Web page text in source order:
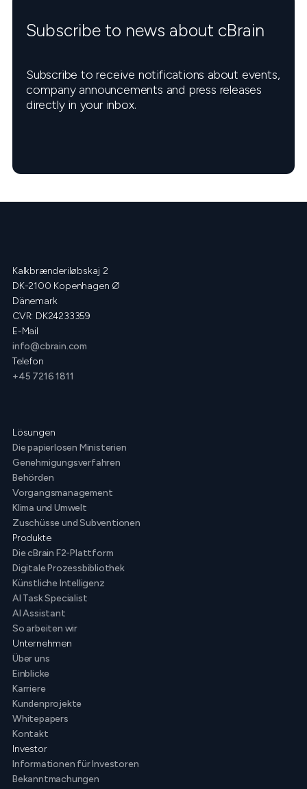
Subscribe to news about cBrain
Subscribe to receive notifications about events,
company announcements and press releases
directly in your inbox.
Kalkbrænderiløbskaj 2
DK-2100 Kopenhagen Ø
Dänemark
CVR: DK24233359
E-Mail
info@cbrain.com
Telefon
+45 7216 1811
Lösungen
Die papierlosen Ministerien
Genehmigungsverfahren
Behörden
Vorgangsmanagement
Klima und Umwelt
Zuschüsse und Subventionen
Produkte
Die cBrain F2-Plattform
Digitale Prozessbibliothek
Künstliche Intelligenz
AI Task Specialist
AI Assistant
So arbeiten wir
Unternehmen
Über uns
Einblicke
Karriere
Kundenprojekte
Whitepapers
Kontakt
Investor
Informationen für Investoren
Bekanntmachungen